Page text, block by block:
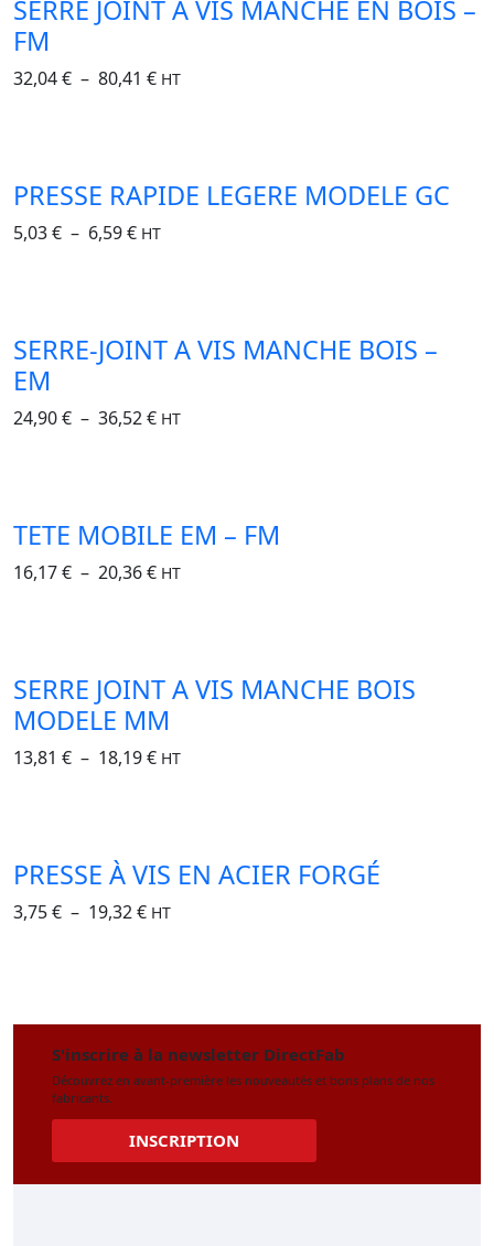
SERRE JOINT A VIS MANCHE EN BOIS –
FM
32,04€ – 80,41 € HT
PRESSE RAPIDE LEGERE MODELE GC
5,03€ – 6,59€ HT
SERRE-JOINT A VIS MANCHE BOIS –
EM
24,90€ – 36,52€ HT
TETE MOBILE EM – FM
16,17€ – 20,36€ HT
SERRE JOINT A VIS MANCHE BOIS
MODELE MM
13,81 € – 18,19€ HT
PRESSE À VIS EN ACIER FORGÉ
3,75€ – 19,32€ HT
S'inscrire à la newsletter DirectFab
Découvrez en avant-première les nouveautés et bons plans de nos
fabricants.
INSCRIPTION